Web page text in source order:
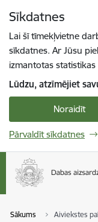
Sīkdatnes
Lai šī tīmekļvietne
sīkdatnes. Ar Jūsu
izmantotas
Lūdzu, atzīmējiet
Noraidīt
Pārvaldīt sīkdatnes
Sākums Aiviekstes